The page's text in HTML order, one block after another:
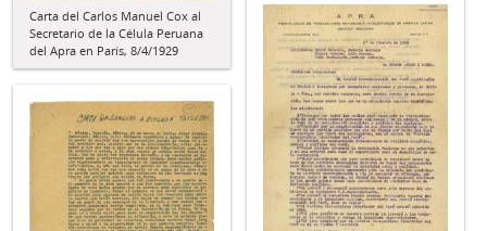
Carta del Carlos Manuel Cox al
Secretario de la Célula Peruana
del Apra en París, 8/4/1929